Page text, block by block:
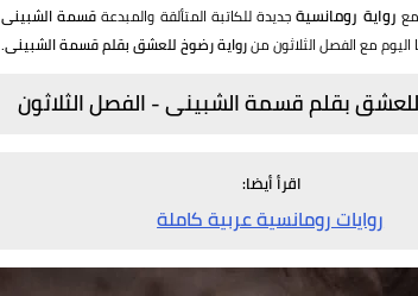
رواية رومانسيةجديدة للكاتبة المتألقة والمبدعةقسمة الشبينى
مع الفصل الثلاثون منرواية رضوخ للعشق بقلم قسمة الشبينى.
بقلم قسمة الشبينى - الفصل الثلاثون
اقرأ أيضا:
روايات رومانسية عربية كاملة